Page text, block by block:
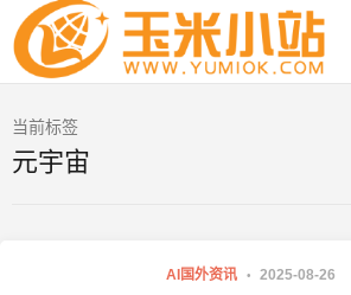
当前标签
元宇宙
AI国外资讯 2025-08-26